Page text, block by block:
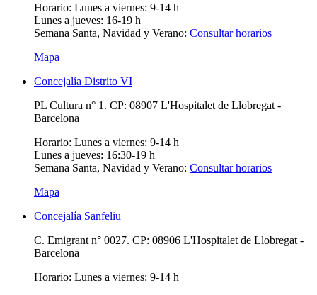
Horario: Lunes a viernes: 9-14 h
Lunes a jueves: 16-19 h
Semana Santa, Navidad y Verano: Consultar horarios
Mapa
Concejalía Distrito VI
PL Cultura n° 1. CP: 08907 L'Hospitalet de Llobregat -
Barcelona
Horario: Lunes a viernes: 9-14 h
Lunes a jueves: 16:30-19 h
Semana Santa, Navidad y Verano: Consultar horarios
Mapa
Concejalía Sanfeliu
C. Emigrant n° 0027. CP: 08906 L'Hospitalet de Llobregat -
Barcelona
Horario: Lunes a viernes: 9-14 h